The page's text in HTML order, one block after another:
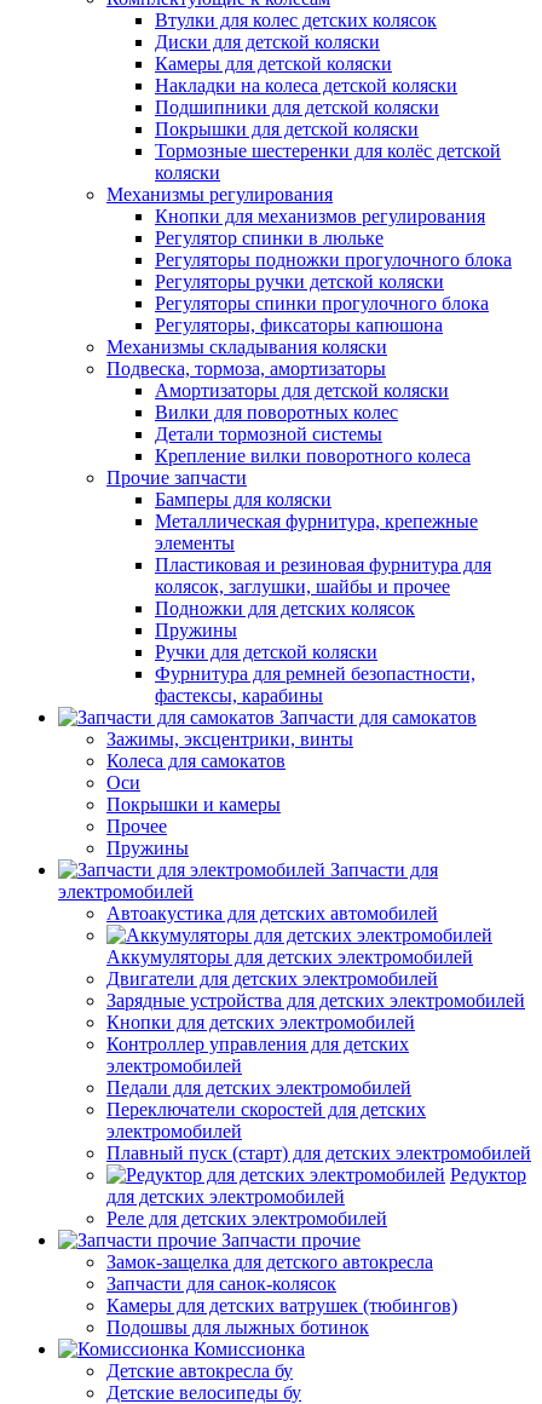
Втулки для колес детских колясок
Диски для детской коляски
Камеры для детской коляски
Накладки на колеса детской коляски
Подшипники для детской коляски
Покрышки для детской коляски
Тормозные шестеренки для колёс детской
коляски
Механизмы регулирования
Кнопки для механизмов регулирования
Регулятор спинки в люльке
Регуляторы подножки прогулочного блока
Регуляторы ручки детской коляски
Регуляторы спинки прогулочного блока
Регуляторы, фиксаторы капюшона
Механизмы складывания коляски
Подвеска, тормоза, амортизаторы
Амортизаторы для детской коляски
Вилки для поворотных колес
Детали тормозной системы
Крепление вилки поворотного колеса
Прочие запчасти
Бамперы для коляски
Металлическая фурнитура, крепежные
элементы
Пластиковая и резиновая фурнитура для
колясок, заглушки, шайбы и прочее
Подножки для детских колясок
Пружины
Ручки для детской коляски
Фурнитура для ремней безопастности,
фастексы, карабины
Запчасти для самокатов
Зажимы, эксцентрики, винты
Колеса для самокатов
Оси
Покрышки и камеры
Прочее
Пружины
Запчасти для
электромобилей
Автоакустика для детских автомобилей
Аккумуляторы для детских электромобилей
Двигатели для детских электромобилей
Зарядные устройства для детских электромобилей
Кнопки для детских электромобилей
Контроллер управления для детских
электромобилей
Педали для детских электромобилей
Переключатели скоростей для детских
электромобилей
Плавный пуск (старт) для детских электромобилей
Редуктор
для детских электромобилей
Реле для детских электромобилей
Запчасти прочие
Замок-защелка для детского автокресла
Запчасти для санок-колясок
Камеры для детских ватрушек (тюбингов)
Подошвы для лыжных ботинок
Комиссионка
Детские автокресла бу
Детские велосипеды бу